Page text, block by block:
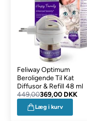
Feliway Optimum
Beroligende Til Kat
Diffusor & Refill 48 ml
449,00369,00 DKK
Læg i kurv